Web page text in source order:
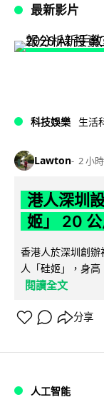
最新影片
科技娛樂 生活
Lawton 2 小時
港人深圳
姬」 20
香港人於深圳創
人「硅姬」，身
閱讀全文
分享
人工智能